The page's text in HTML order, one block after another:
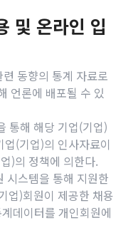
및 온라인 입
동향의 통계 자료로
언론에 배포될 수 있
통해 해당 기업(기업)
(기업)의 인사자료이
)의 정책에 의한다.
시스템을 통해 지원한
업)회원이 제공한 채용
데이터를 개인회원에